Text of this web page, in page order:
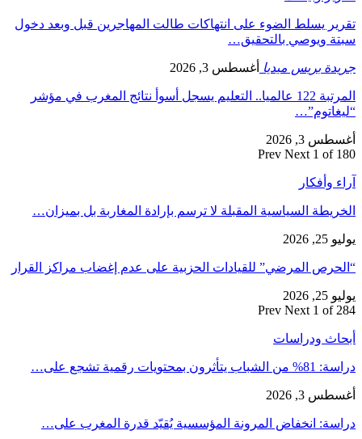
تقرير يسلط الضوء على انتهاكات طالت المهاجرين قبل وبعد دخول
سبتة ويوصي بالتحقيق…
جريدة بريس ميديا أغسطس 3, 2026
المرتبة 122 عالميا.. التعليم يسجل أسوأ نتائج المغرب في مؤشر
“ليغاتوم”…
أغسطس 3, 2026
Prev Next 1 of 180
آراء وأفكار
الخريطة السياسية المقبلة لا ترسم بإرادة المغاربة بل بميزان…
يوليو 25, 2026
“الحرص المرضي” للقيادات الحزبية على عدم إغضاب مراكز القرار
يوليو 25, 2026
Prev Next 1 of 284
أبحاث ودراسات
دراسة: 81% من الشباب يتأثرون بمحتويات رقمية تشجع على…
أغسطس 3, 2026
دراسة: انخفاض المرونة المؤسسية يُقيّد قدرة المغرب على…